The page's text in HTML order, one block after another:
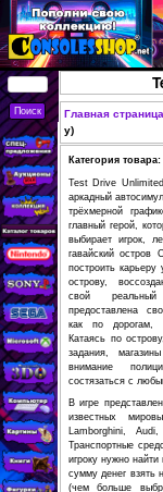
РЕТРО
ИГРЫ,
Вы
Главная
у)
Test
главный
свой
как по
Катаясь